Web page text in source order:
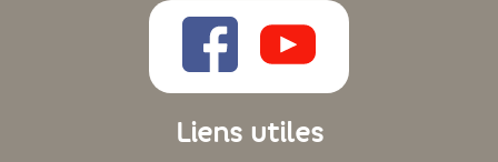
Liens utiles